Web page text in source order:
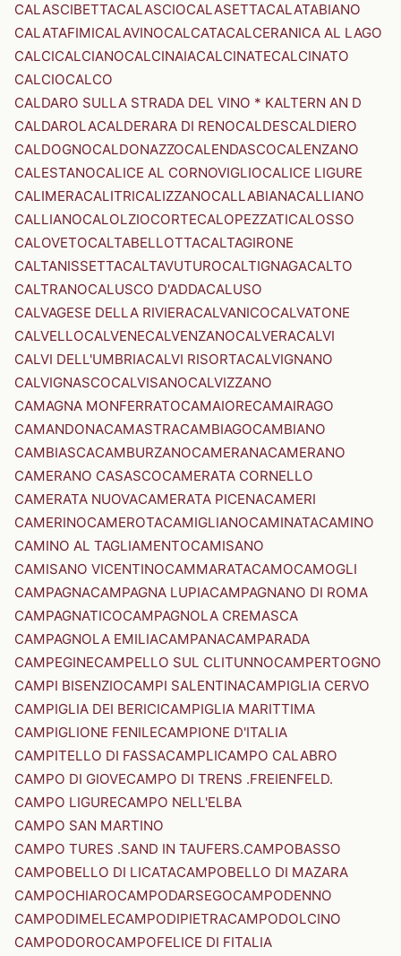
CALASCIBETTACALASCIOCALASETTACALATABIANO
CALATAFIMICALAVINOCALCATACALCERANICA AL LAGO
CALCICALCIANOCALCINAIACALCINATECALCINATO
CALCIOCALCO
CALDARO SULLA STRADA DEL VINO * KALTERN AN D
CALDAROLACALDERARA DI RENOCALDESCALDIERO
CALDOGNOCALDONAZZOCALENDASCOCALENZANO
CALESTANOCALICE AL CORNOVIGLIOCALICE LIGURE
CALIMERACALITRICALIZZANOCALLABIANACALLIANO
CALLIANOCALOLZIOCORTECALOPEZZATICALOSSO
CALOVETOCALTABELLOTTACALTAGIRONE
CALTANISSETTACALTAVUTUROCALTIGNAGACALTO
CALTRANOCALUSCO D'ADDACALUSO
CALVAGESE DELLA RIVIERACALVANICOCALVATONE
CALVELLOCALVENECALVENZANOCALVERACALVI
CALVI DELL'UMBRIACALVI RISORTACALVIGNANO
CALVIGNASCOCALVISANOCALVIZZANO
CAMAGNA MONFERRATOCAMAIORECAMAIRAGO
CAMANDONACAMASTRACAMBIAGOCAMBIANO
CAMBIASCACAMBURZANOCAMERANACAMERANO
CAMERANO CASASCOCAMERATA CORNELLO
CAMERATA NUOVACAMERATA PICENACAMERI
CAMERINOCAMEROTACAMIGLIANOCAMINATACAMINO
CAMINO AL TAGLIAMENTOCAMISANO
CAMISANO VICENTINOCAMMARATACAMOCAMOGLI
CAMPAGNACAMPAGNA LUPIACAMPAGNANO DI ROMA
CAMPAGNATICOCAMPAGNOLA CREMASCA
CAMPAGNOLA EMILIACAMPANACAMPARADA
CAMPEGINECAMPELLO SUL CLITUNNOCAMPERTOGNO
CAMPI BISENZIOCAMPI SALENTINACAMPIGLIA CERVO
CAMPIGLIA DEI BERICICAMPIGLIA MARITTIMA
CAMPIGLIONE FENILECAMPIONE D'ITALIA
CAMPITELLO DI FASSACAMPLICAMPO CALABRO
CAMPO DI GIOVECAMPO DI TRENS .FREIENFELD.
CAMPO LIGURECAMPO NELL'ELBA
CAMPO SAN MARTINO
CAMPO TURES .SAND IN TAUFERS.CAMPOBASSO
CAMPOBELLO DI LICATACAMPOBELLO DI MAZARA
CAMPOCHIAROCAMPODARSEGOCAMPODENNO
CAMPODIMELECAMPODIPIETRACAMPODOLCINO
CAMPODOROCAMPOFELICE DI FITALIA